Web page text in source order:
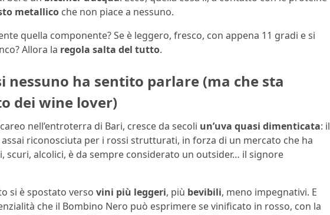
metallico che non piace a nessuno.
quella componente? Se è leggero, fresco, con appena 11 gradi e si
Allora la regola salta del tutto.
nessuno ha sentito parlare (ma che sta
dei wine lover)
nell’entroterra di Bari, cresce da secoli un’uva quasi dimenticata: il
riconosciuta per i rossi strutturati, in forza di un mercato che ha
scuri, alcolici, è da sempre considerato un outsider… il signore
si è spostato verso vini più leggeri, più bevibili, meno impegnativi. E
che il Bombino Nero può esprimere se vinificato in rosso, con la